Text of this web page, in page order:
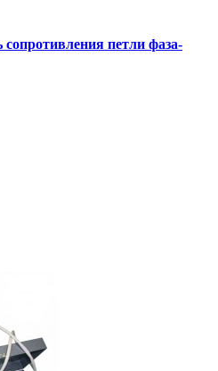
петли фаза-